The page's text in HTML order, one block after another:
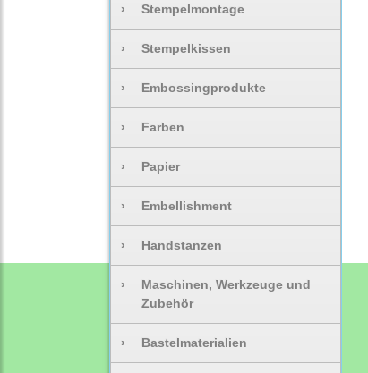
› Stempelmontage
› Stempelkissen
› Embossingprodukte
› Farben
› Papier
› Embellishment
› Handstanzen
›
Maschinen, Werkzeuge und
Zubehör
› Bastelmaterialien